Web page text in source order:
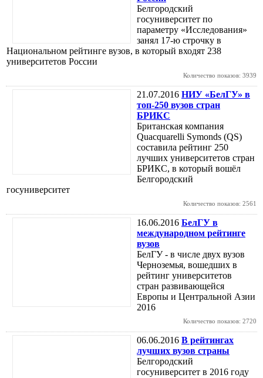
Белгородский
госуниверситет по
параметру «Исследования»
занял 17-ю строчку в
Национальном рейтинге вузов, в который входят 238
университетов России
Количество показов: 3939
21.07.2016 НИУ «БелГУ» в
топ-250 вузов стран
БРИКС
Британская компания
Quacquarelli Symonds (QS)
составила рейтинг 250
лучших университетов стран
БРИКС, в который вошёл
Белгородский
госуниверситет
Количество показов: 2561
16.06.2016 БелГУ в
международном рейтинге
вузов
БелГУ - в числе двух вузов
Черноземья, вошедших в
рейтинг университетов
стран развивающейся
Европы и Центральной Азии
2016
Количество показов: 2720
06.06.2016 В рейтингах
лучших вузов страны
Белгородский
госуниверситет в 2016 году